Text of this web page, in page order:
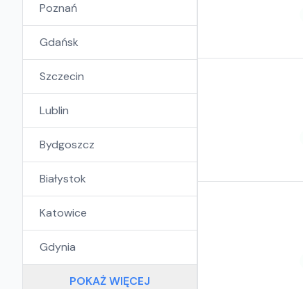
Poznań
Gdańsk
Szczecin
Lublin
Bydgoszcz
Białystok
Katowice
Gdynia
POKAŻ WIĘCEJ